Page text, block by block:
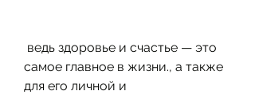
самое главное в жизни., а также
для его личной и